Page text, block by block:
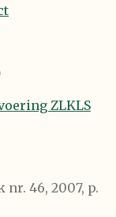
ZLKLS
46, 2007, p.